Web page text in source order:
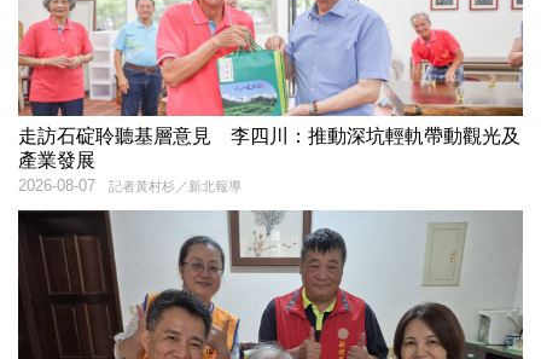
走訪石碇聆聽基層意見 李四川：推動深坑輕軌帶動觀光及
產業發展
記者黃村杉／新北報導
2026-08-07